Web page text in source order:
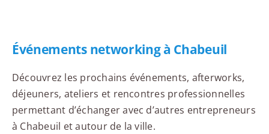
Événements networking à Chabeuil
Découvrez les prochains événements, afterworks,
déjeuners, ateliers et rencontres professionnelles
permettant d’échanger avec d’autres entrepreneurs
à Chabeuil et autour de la ville.